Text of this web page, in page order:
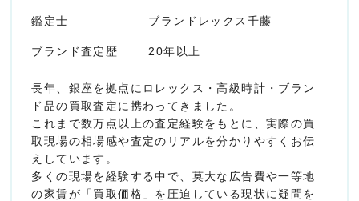
鑑定士 ブランドレックス千藤
ブランド査定歴 20年以上
長年、銀座を拠点にロレックス・高級時計・ブラン
ド品の買取査定に携わってきました。
これまで数万点以上の査定経験をもとに、実際の買
取現場の相場感や査定のリアルを分かりやすくお伝
えしています。
多くの現場を経験する中で、莫大な広告費や一等地
の家賃が「買取価格」を圧迫している現状に疑問を